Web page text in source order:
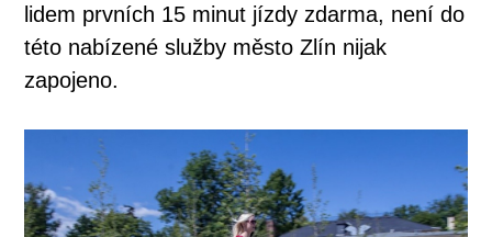
lidem prvních 15 minut jízdy zdarma, není do
této nabízené služby město Zlín nijak
zapojeno.